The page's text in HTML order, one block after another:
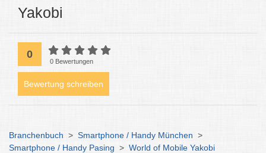
Yakobi
0
0 Bewertungen
Bewertung schreiben
Branchenbuch > Smartphone / Handy München >
Smartphone / Handy Pasing > World of Mobile Yakobi